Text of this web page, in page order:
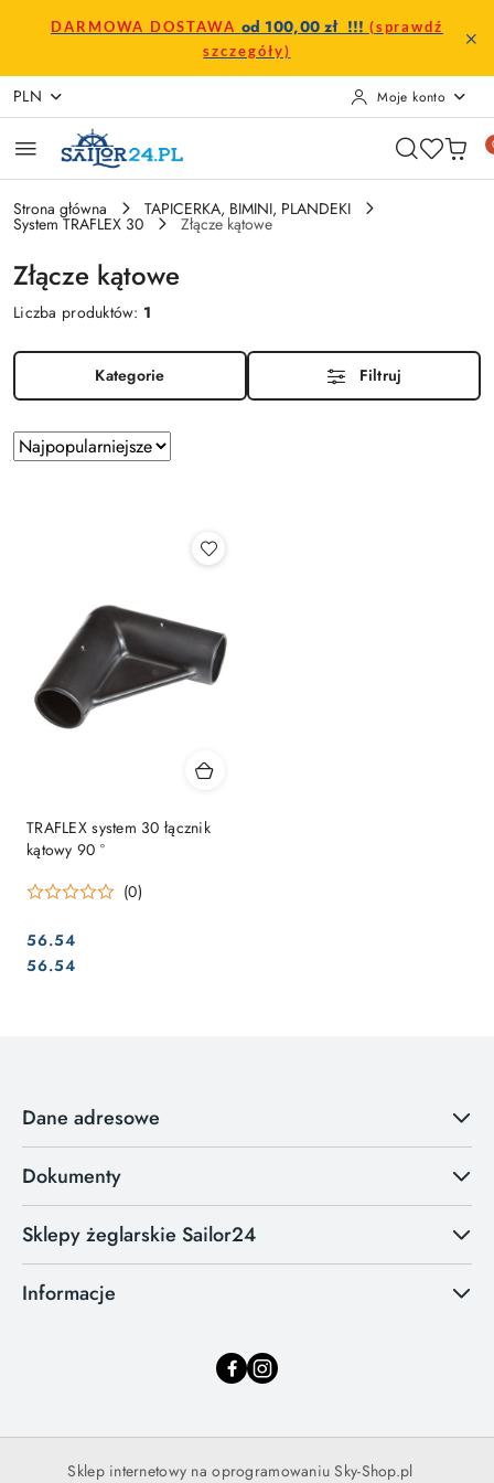
Przejdź do treści głównej
Przejdź do wyszukiwarki
Przejdź do moje konto
Przejdź do menu głównego
Przejdź do stopki
DARMOWA DOSTAWA od 100,00 zł !!! (sprawdź
szczegóły)
PLN Moje konto
Strona główna TAPICERKA, BIMINI, PLANDEKI
System TRAFLEX 30 Złącze kątowe
Złącze kątowe
Liczba produktów: 1
Kategorie Filtruj
Zastosowano
sortowanie:
Sortuj
według
TRAFLEX system 30 łącznik
kątowy 90 °
(0)
Cena:
56.54
Cena:
56.54
Dane adresowe
Dokumenty
Sklepy żeglarskie Sailor24
Informacje
Sklep internetowy na oprogramowaniu Sky-Shop.pl